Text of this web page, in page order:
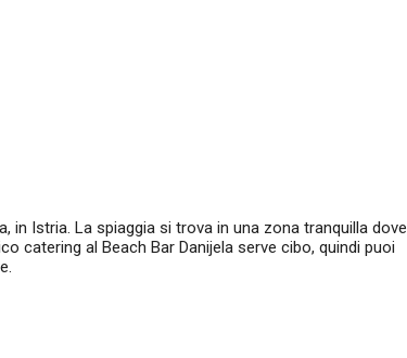
in Istria. La spiaggia si trova in una zona tranquilla dove
catering al Beach Bar Danijela serve cibo, quindi puoi